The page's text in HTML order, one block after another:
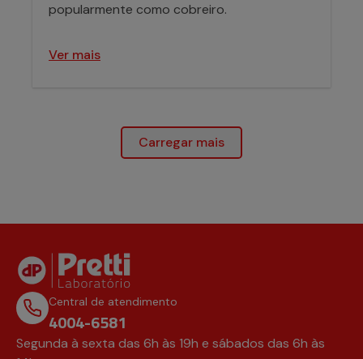
popularmente como cobreiro.
Ver mais
Carregar mais
Central de atendimento
4004-6581
Segunda à sexta das 6h às 19h e sábados das 6h às